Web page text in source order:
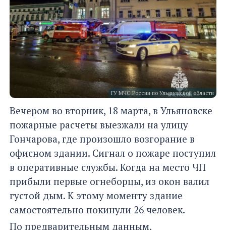
ГУ МЧС России по Ульяновской области
Вечером во вторник, 18 марта, в Ульяновске
пожарные расчеты выезжали на улицу
Гончарова, где произошло возгорание в
офисном здании. Сигнал о пожаре поступил
в оперативные службы. Когда на место ЧП
прибыли первые огнеборцы, из окон валил
густой дым. К этому моменту здание
самостоятельно покинули 26 человек.
По предварительным данным,